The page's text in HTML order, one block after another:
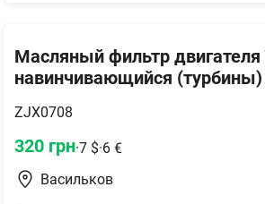
Масляный фильтр двигателя
навинчивающийся (турбины)
ZJX0708
320 грн·7 $·6 €
Васильков